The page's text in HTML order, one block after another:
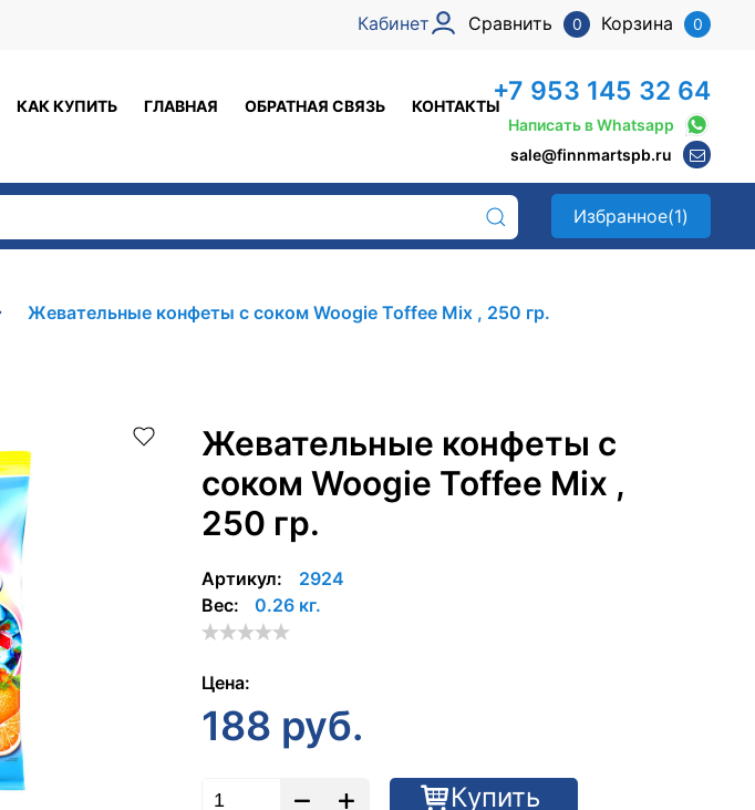
Кабинет Корзина 0
Сравнить 0
КАК КУПИТЬ ГЛАВНАЯ ОБРАТНАЯ СВЯЗЬ КОНТАКТЫ+7 953 145 32 64
Написать в Whatsapp
sale@finnmartspb.ru
Избранное(1)
Жевательные конфеты с соком Woogie Toffee Mix , 250 гр.
Жевательные конфеты с
соком Woogie Toffee Mix ,
250 гр.
Артикул:
2924
Вес:
0.26 кг.
Цена:
188 руб.
Купить